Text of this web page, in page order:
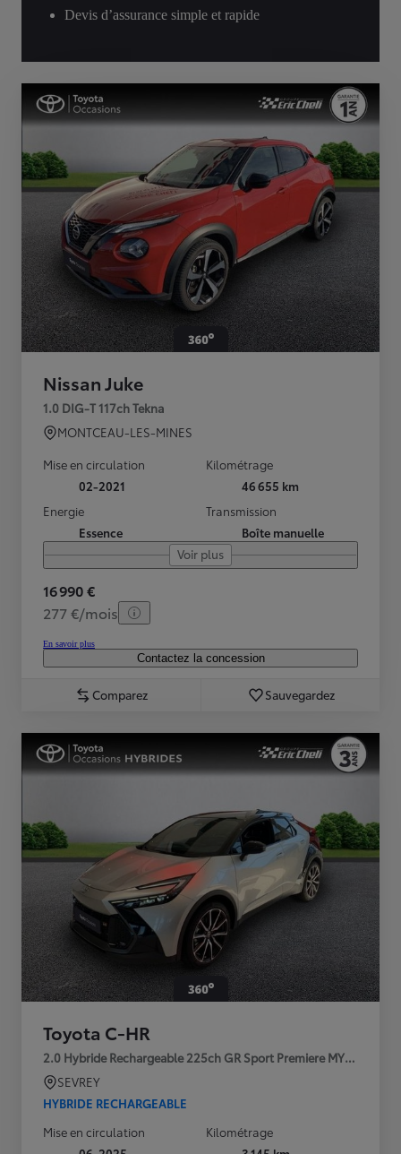
Devis d’assurance simple et rapide
Nissan Juke
1.0 DIG-T 117ch Tekna
MONTCEAU-LES-MINES
Mise en circulation
02-2021
Kilométrage
46 655 km
Energie
Essence
Transmission
Boîte manuelle
Voir plus
16 990 €
277 €/mois
En savoir plus
Contactez la concession
Comparez Sauvegardez
Toyota C-HR
2.0 Hybride Rechargeable 225ch GR Sport Premiere MY25
SEVREY
HYBRIDE RECHARGEABLE
Mise en circulation
Kilométrage